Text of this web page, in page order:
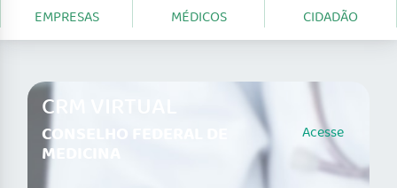
EMPRESAS MÉDICOS CIDADÃO
CRM VIRTUAL
CONSELHO FEDERAL DE
MEDICINA
Acesse